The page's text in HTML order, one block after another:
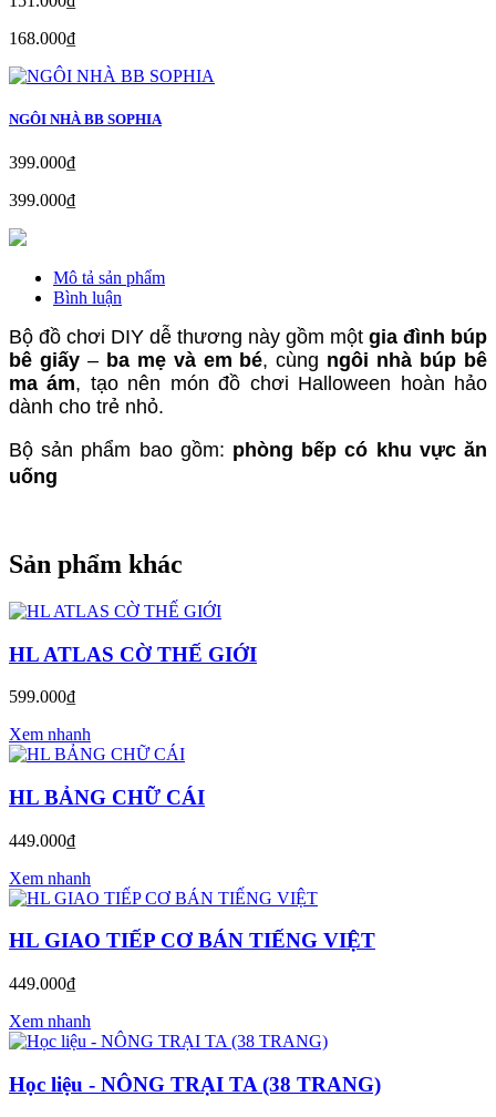
168.000₫
NGÔI NHÀ BB SOPHIA
399.000₫
399.000₫
Mô tả sản phẩm
Bình luận
Bộ đồ chơi DIY dễ thương này gồm một gia đình búp
bê giấy– ba mẹ và em bé, cùng ngôi nhà búp bê
ma ám, tạo nên món đồ chơi Halloween hoàn hảo
dành cho trẻ nhỏ.
Bộ sản phẩm bao gồm: phòng bếp có khu vực ăn
uống
Sản phẩm khác
HL ATLAS CỜ THẾ GIỚI
599.000₫
Xem nhanh
HL BẢNG CHỮ CÁI
449.000₫
Xem nhanh
HL GIAO TIẾP CƠ BÁN TIẾNG VIỆT
449.000₫
Xem nhanh
Học liệu - NÔNG TRẠI TA (38 TRANG)